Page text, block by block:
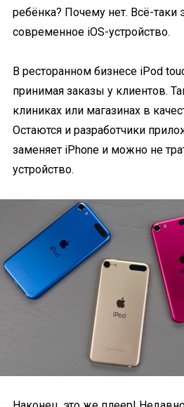
ребёнка? Почему нет. Всё-таки
современное iOS-устройство.
В ресторанном бизнесе iPod
принимая заказы у клиентов.
клиниках или магазинах в
Остаются и разработчики
заменяет iPhone и можно не
устройство.